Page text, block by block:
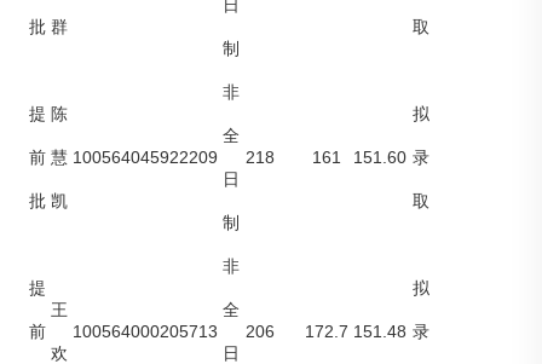
批 群
日
制
取
提
前
批
陈
慧
凯
100564045922209
非
全
日
制
218 161 151.60
拟
录
取
提
前
王
欢
100564000205713
非
全
日
206 172.7 151.48
拟
录